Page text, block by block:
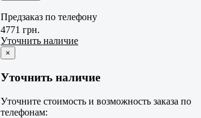
Предзаказ по телефону
4771 грн.
Уточнить наличие
×
Уточнить наличие
Уточните стоимость и возможность заказа по
телефонам: